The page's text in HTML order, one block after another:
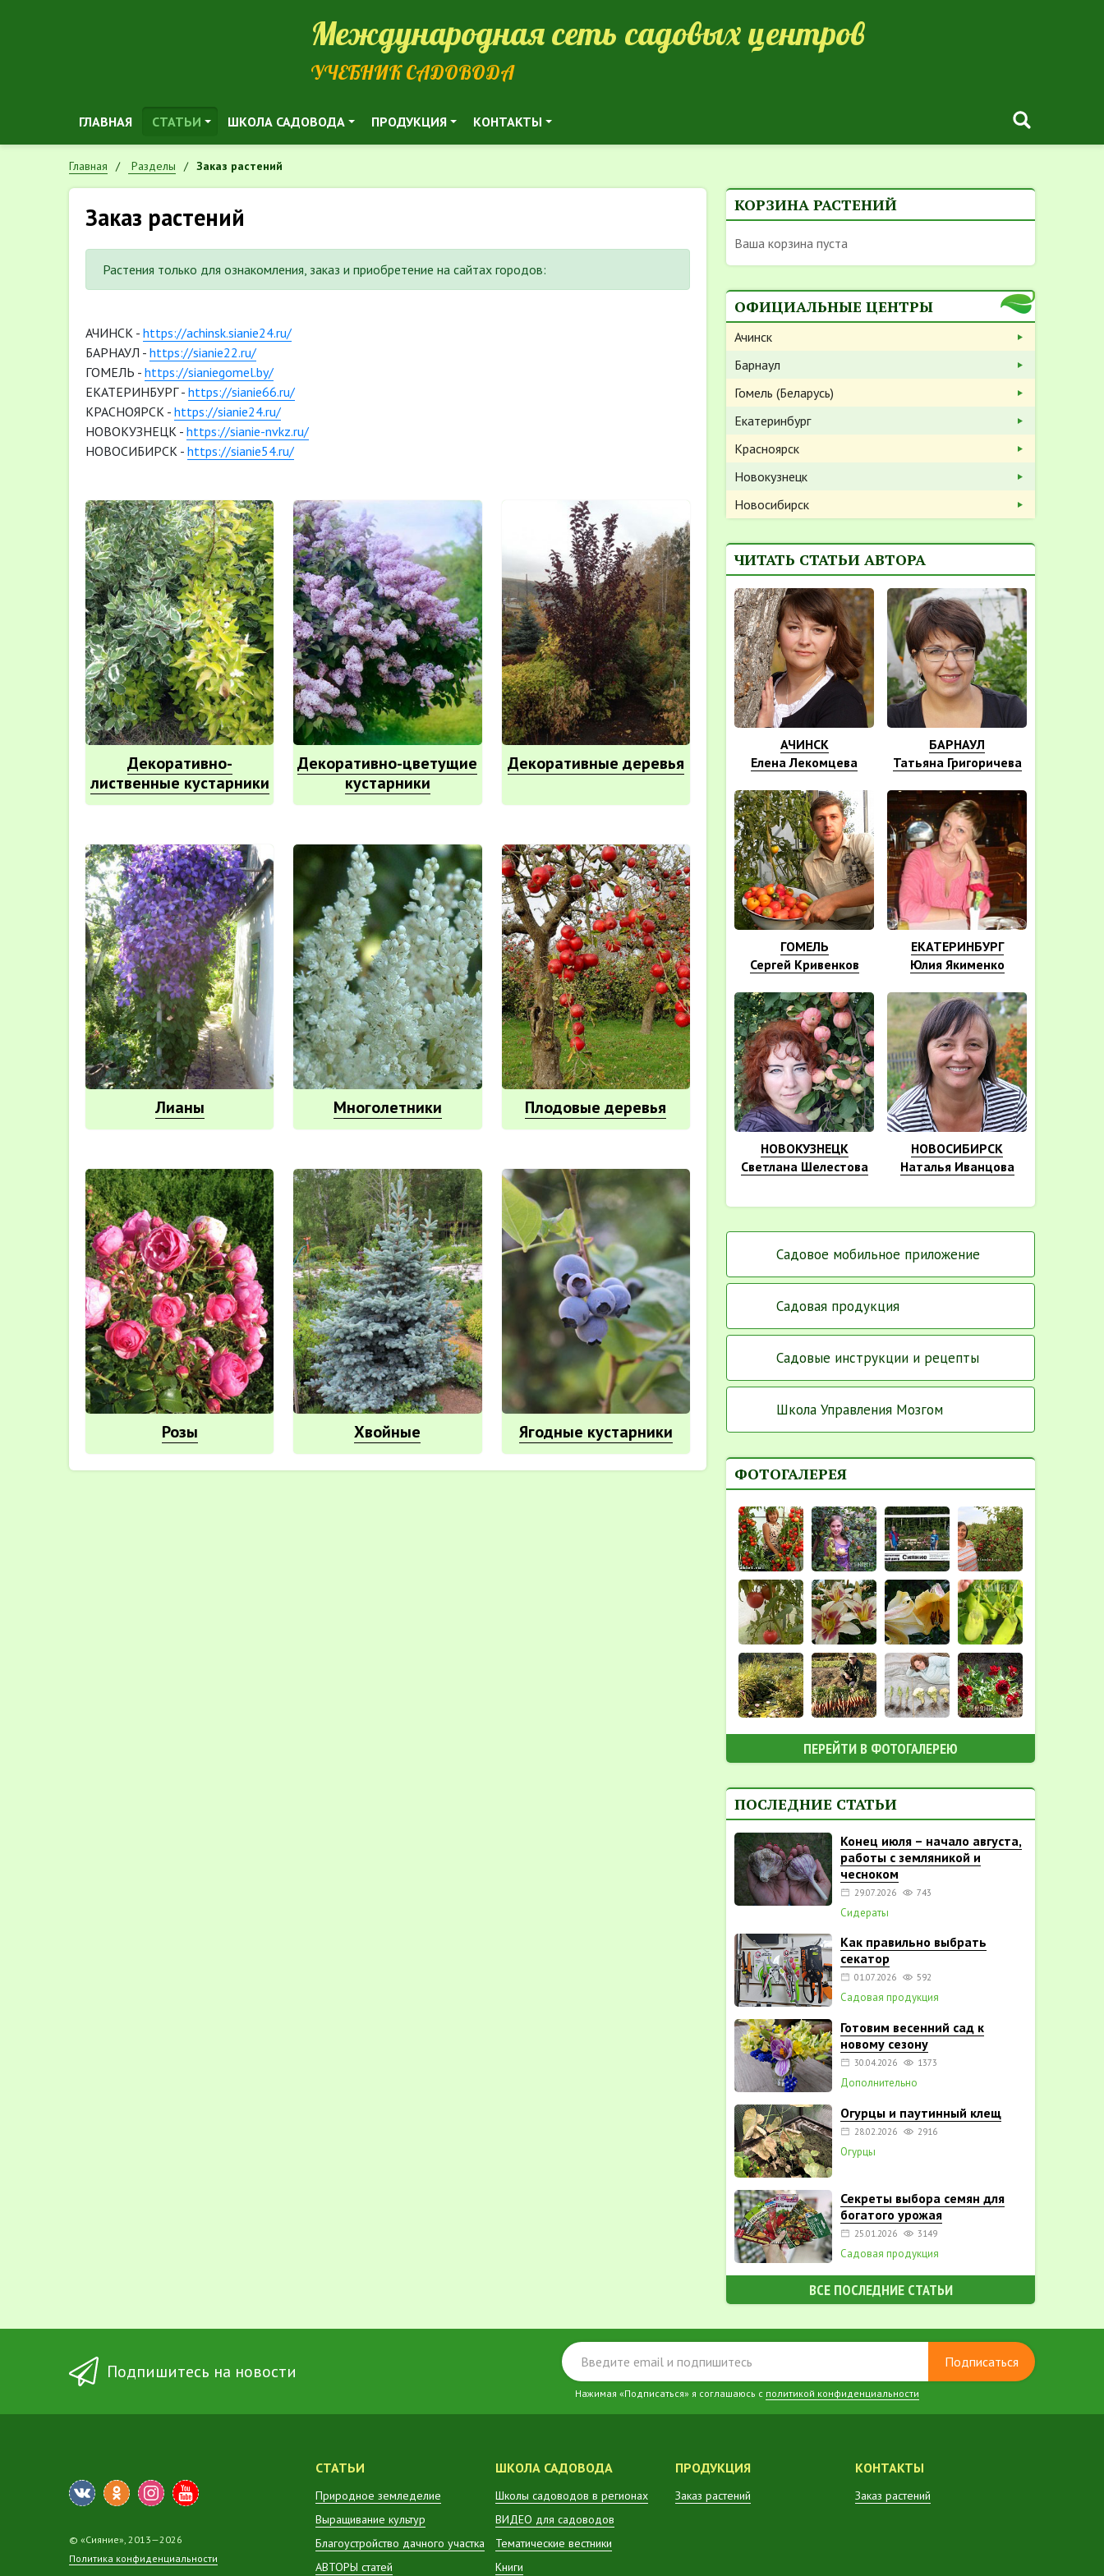
Международная сеть садовых центров
УЧЕБНИК САДОВОДА
ГЛАВНАЯ СТАТЬИ ШКОЛА САДОВОДА ПРОДУКЦИЯ КОНТАКТЫ
Главная Разделы Заказ растений
Заказ растений
Растения только для ознакомления, заказ и приобретение на сайтах городов:
АЧИНСК - https://achinsk.sianie24.ru/
БАРНАУЛ - https://sianie22.ru/
ГОМЕЛЬ - https://sianiegomel.by/
ЕКАТЕРИНБУРГ - https://sianie66.ru/
КРАСНОЯРСК - https://sianie24.ru/
НОВОКУЗНЕЦК - https://sianie-nvkz.ru/
НОВОСИБИРСК - https://sianie54.ru/
Декоративно-
лиственные кустарники
Декоративно-цветущие
кустарники
Декоративные деревья
Лианы Многолетники Плодовые деревья
Розы Хвойные Ягодные кустарники
КОРЗИНА РАСТЕНИЙ
Ваша корзина пуста
ОФИЦИАЛЬНЫЕ ЦЕНТРЫ
Ачинск
Барнаул
Гомель (Беларусь)
Екатеринбург
Красноярск
Новокузнецк
Новосибирск
ЧИТАТЬ СТАТЬИ АВТОРА
АЧИНСК
Елена Лекомцева
БАРНАУЛ
Татьяна Григоричева
ГОМЕЛЬ
Сергей Кривенков
ЕКАТЕРИНБУРГ
Юлия Якименко
НОВОКУЗНЕЦК
Светлана Шелестова
НОВОСИБИРСК
Наталья Иванцова
Садовое мобильное приложение
Садовая продукция
Садовые инструкции и рецепты
Школа Управления Мозгом
ФОТОГАЛЕРЕЯ
ПЕРЕЙТИ В ФОТОГАЛЕРЕЮ
ПОСЛЕДНИЕ СТАТЬИ
Конец июля – начало августа,
работы с земляникой и
чесноком
29.07.2026 743
Сидераты
Как правильно выбрать
секатор
01.07.2026 592
Садовая продукция
Готовим весенний сад к
новому сезону
30.04.2026 1373
Дополнительно
Огурцы и паутинный клещ
28.02.2026 2916
Огурцы
Секреты выбора семян для
богатого урожая
25.01.2026 3149
Садовая продукция
ВСЕ ПОСЛЕДНИЕ СТАТЬИ
Подпишитесь на новости Подписаться
Нажимая «Подписаться» я соглашаюсь с политикой конфиденциальности
© «Сияние», 2013—2026
Политика конфиденциальности
СТАТЬИ
Природное земледелие
Выращивание культур
Благоустройство дачного участка
АВТОРЫ статей
ШКОЛА САДОВОДА
Школы садоводов в регионах
ВИДЕО для садоводов
Тематические вестники
Книги
ПРОДУКЦИЯ
Заказ растений
КОНТАКТЫ
Заказ растений